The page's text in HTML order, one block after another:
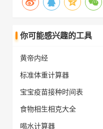
你可能感兴趣的工具
黄帝内经
标准体重计算器
宝宝疫苗接种时间表
食物相生相克大全
喝水计算器